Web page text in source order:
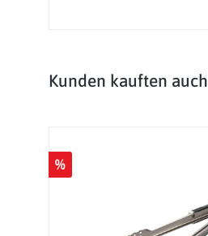
Produktgalerie überspringen
Kunden kauften auch
%